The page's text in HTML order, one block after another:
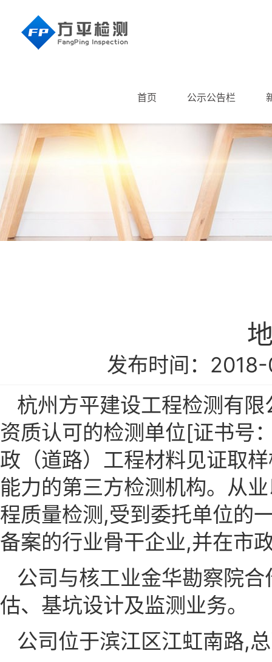
首页 公示公告栏
发布时间：
杭州方平建设工程检测有
资质认可的检测单位[证书号
政（道路）工程材料见证取
能力的第三方检测机构。从
程质量检测,受到委托单位的
备案的行业骨干企业,并在市
公司与核工业金华勘察院
估、基坑设计及监测业务。
公司位于滨江区江虹南路,